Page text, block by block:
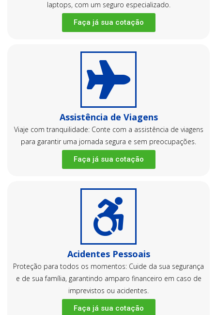
laptops, com um seguro especializado.
Faça já sua cotação
Assistência de Viagens
Viaje com tranquilidade: Conte com a assistência de viagens
para garantir uma jornada segura e sem preocupações.
Faça já sua cotação
Acidentes Pessoais
Proteção para todos os momentos: Cuide da sua segurança
e de sua família, garantindo amparo financeiro em caso de
imprevistos ou acidentes.
Faça já sua cotação